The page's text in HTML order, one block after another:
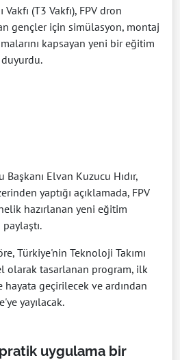
(T3 Vakfı), FPV dron
gençler için simülasyon, montaj
kapsayan yeni bir eğitim
duyurdu.
Elvan Kuzucu Hıdır,
yaptığı açıklamada, FPV
hazırlanan yeni eğitim
paylaştı.
Türkiye'nin Teknoloji Takımı
olarak tasarlanan program, ilk
geçirilecek ve ardından
yayılacak.
uygulama bir